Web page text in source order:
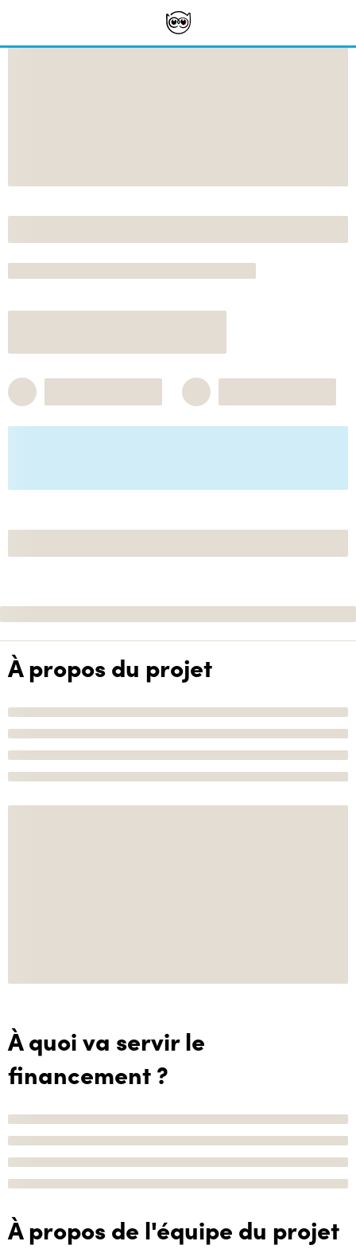
À propos du projet
À quoi va servir le
financement ?
À propos de l'équipe du projet